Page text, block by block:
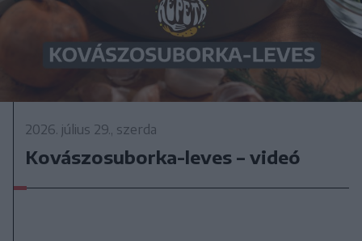
2026. július 29., szerda
Kovászosuborka-leves – videó